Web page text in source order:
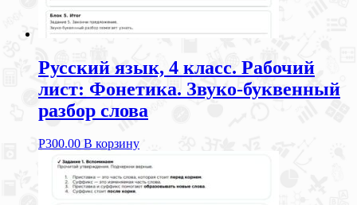
Русский язык, 4 класс. Рабочий
лист: Фонетика. Звуко-буквенный
разбор слова
Р300.00 В корзину